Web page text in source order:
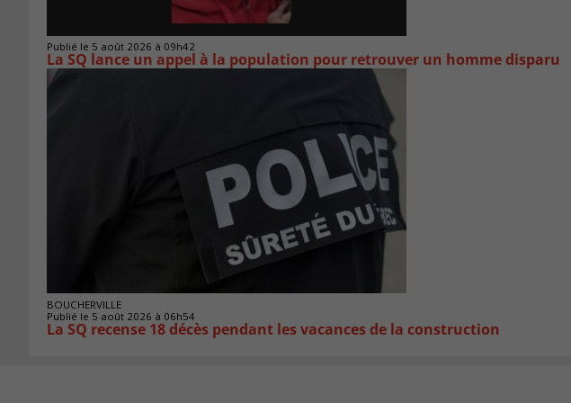
Publié le 5 août 2026 à 09h42
La SQ lance un appel à la population pour retrouver un homme disparu
BOUCHERVILLE
Publié le 5 août 2026 à 06h54
La SQ recense 18 décès pendant les vacances de la construction